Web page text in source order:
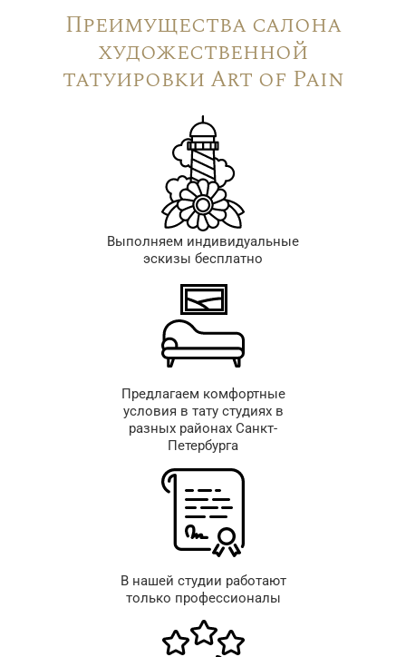
Преимущества салона
художественной
татуировки Art of Pain
Выполняем индивидуальные
эскизы бесплатно
Предлагаем комфортные
условия в тату студиях в
разных районах Санкт-
Петербурга
В нашей студии работают
только профессионалы